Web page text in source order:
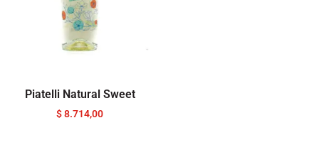
Piatelli Natural Sweet
$8.714,00